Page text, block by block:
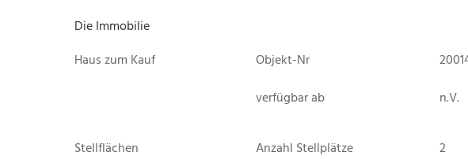
Die Immobilie
Haus zum Kauf
Objekt-Nr
verfügbar ab
n.V.
Stellflächen Anzahl Stellplätze
2